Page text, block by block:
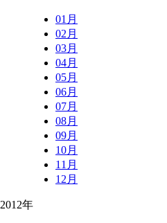
01月
02月
03月
04月
05月
06月
07月
08月
09月
10月
11月
12月
2012年